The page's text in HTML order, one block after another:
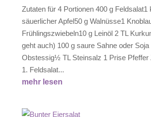
Zutaten für 4 Portionen 400 g Feldsalat1
säuerlicher Apfel50 g Walnüsse1
Frühlingszwiebeln10 g Leinöl 2 TL
geht auch) 100 g saure Sahne oder
Obstessig½ TL Steinsalz 1 Prise Pfeffer
1. Feldsalat...
mehr lesen